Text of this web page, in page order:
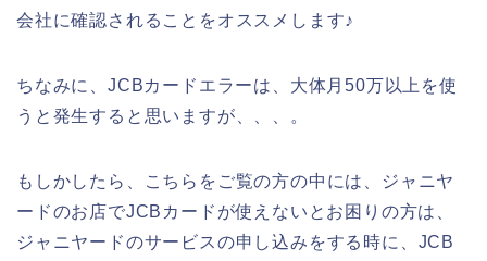
会社に確認されることをオススメします♪
ちなみに、JCBカードエラーは、大体月50万以上を使
うと発生すると思いますが、、、。
もしかしたら、こちらをご覧の方の中には、ジャニヤ
ードのお店でJCBカードが使えないとお困りの方は、
ジャニヤードのサービスの申し込みをする時に、JCB